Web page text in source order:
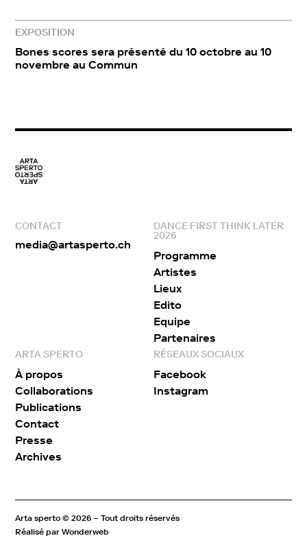
EXPOSITION
Bones scores sera présenté du 10 octobre au 10
novembre au Commun
CONTACT
media@artasperto.ch
DANCE FIRST THINK LATER
2026
Programme
Artistes
Lieux
Edito
Equipe
Partenaires
ARTA SPERTO
À propos
Collaborations
Publications
Contact
Presse
Archives
RÉSEAUX SOCIAUX
Facebook
Instagram
Arta sperto © 2026 – Tout droits réservés
Réalisé parWonderweb